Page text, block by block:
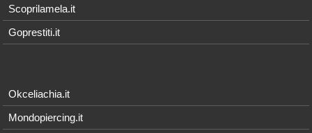
Scoprilamela.it
Goprestiti.it
Okceliachia.it
Mondopiercing.it